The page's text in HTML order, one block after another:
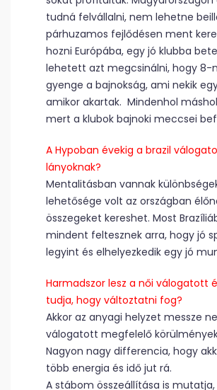
tudná felvállalni, nem lehetne
párhuzamos fejlődésen ment
hozni Európába, egy jó klubba
lehetett azt megcsinálni, hogy 8-
gyenge a bajnokság, ami nekik
amikor akartak. Mindenhol
mert a klubok bajnoki meccsei
A Hypoban évekig a brazil
lányoknak?
Mentalitásban vannak
lehetősége volt az országban
összegeket kereshet. Most
mindent feltesznek arra, hogy jó
legyint és elhelyezkedik egy jó
Harmadszor lesz a női válogatott
tudja, hogy változtatni fog?
Akkor az anyagi helyzet messze
válogatott megfelelő
Nagyon nagy differencia, hogy
több energia és idő jut rá.
A stábom összeállítása is